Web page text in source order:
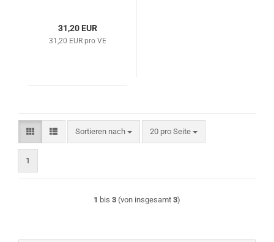
31,20 EUR
31,20 EUR pro VE
Sortieren nach
Sortieren nach 20 pro Seite
pro Seite
1
1 bis 3 (von insgesamt 3)